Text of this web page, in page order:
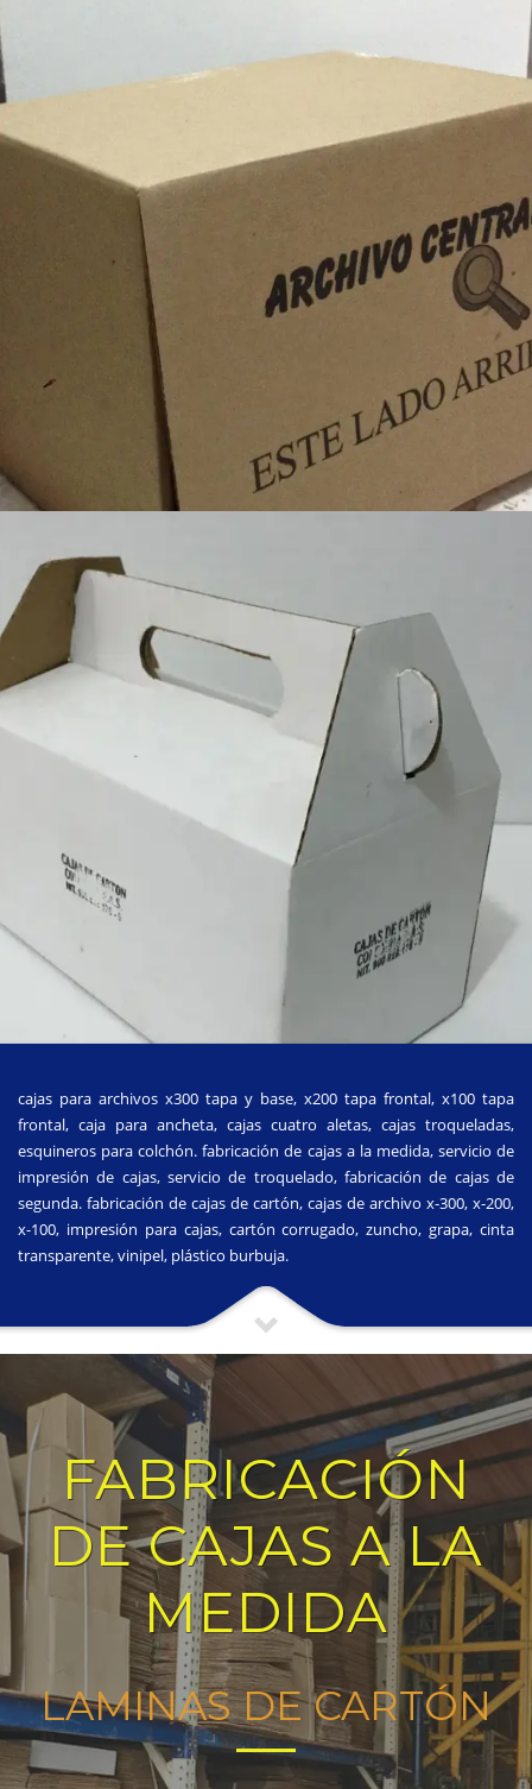
cajas para archivos x300 tapa y base, x200 tapa frontal, x100 tapa
frontal, caja para ancheta, cajas cuatro aletas, cajas troqueladas,
esquineros para colchón. fabricación de cajas a la medida, servicio de
impresión de cajas, servicio de troquelado, fabricación de cajas de
segunda. fabricación de cajas de cartón, cajas de archivo x-300, x-200,
x-100, impresión para cajas, cartón corrugado, zuncho, grapa, cinta
transparente, vinipel, plástico burbuja.
FABRICACIÓN
DE CAJAS A LA
MEDIDA
LAMINAS DE CARTÓN